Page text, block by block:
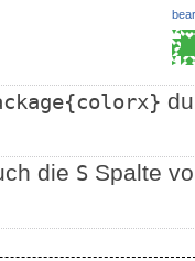
die S Spalte